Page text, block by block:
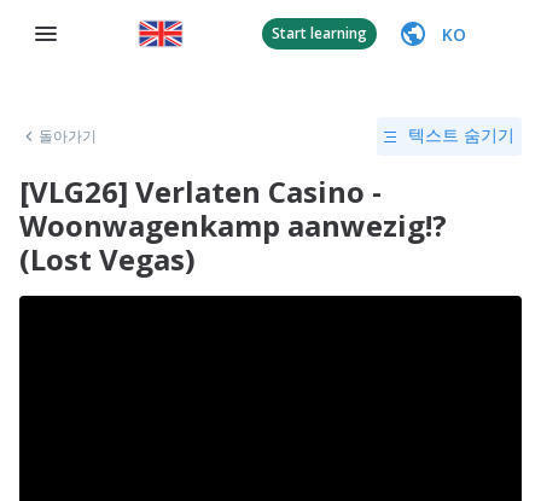
Start learning KO
돌아가기 텍스트 숨기기
[VLG26] Verlaten Casino -
Woonwagenkamp aanwezig!?
(Lost Vegas)